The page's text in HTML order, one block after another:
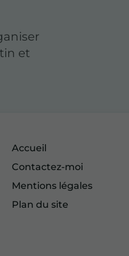
et
Accueil
Contactez-moi
Mentions légales
Plan du site